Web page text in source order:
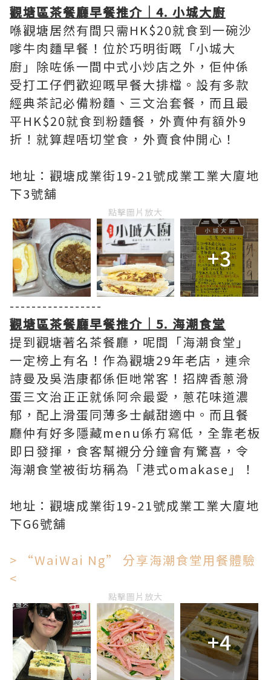
觀塘區茶餐廳早餐推介｜4. 小城大廚
喺觀塘居然有間只需HK$20就食到一碗沙
嗲牛肉麵早餐！位於巧明街嘅「小城大
廚」除咗係一間中式小炒店之外，佢仲係
受打工仔們歡迎嘅早餐大排檔。設有多款
經典茶記必備粉麵、三文治套餐，而且最
平HK$20就食到粉麵餐，外賣仲有額外9
折！就算趕唔切堂食，外賣食仲開心！
地址：觀塘成業街19-21號成業工業大廈地
下3號舖
點擊圖片放大
+3
-----------------
觀塘區茶餐廳早餐推介｜5. 海潮食堂
提到觀塘著名茶餐廳，呢間「海潮食堂」
一定榜上有名！作為觀塘29年老店，連佘
詩曼及吳浩康都係佢哋常客！招牌香蔥滑
蛋三文治正正就係阿佘最愛，蔥花味道濃
郁，配上滑蛋同薄多士鹹甜適中。而且餐
廳仲有好多隱藏menu係冇寫低，全靠老板
即日發揮，食客幫襯分分鐘會有驚喜，令
海潮食堂被街坊稱為「港式omakase」！
地址：觀塘成業街19-21號成業工業大廈地
下G6號舖
> “WaiWai Ng” 分享海潮食堂用餐體驗
<
點擊圖片放大
+4